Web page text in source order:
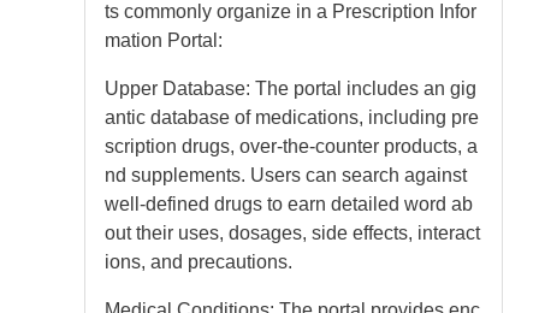
ts commonly organize in a Prescription Infor
mation Portal:
Upper Database: The portal includes an gig
antic database of medications, including pre
scription drugs, over-the-counter products, a
nd supplements. Users can search against
well-defined drugs to earn detailed word ab
out their uses, dosages, side effects, interact
ions, and precautions.